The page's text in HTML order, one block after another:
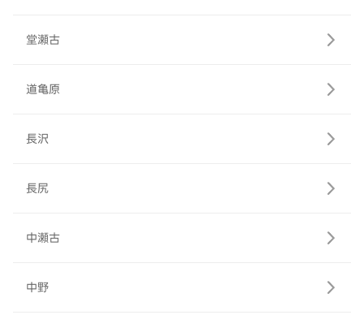
堂瀬古
道亀原
長沢
長尻
中瀬古
中野